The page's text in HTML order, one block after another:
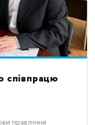
співпрацю
правління